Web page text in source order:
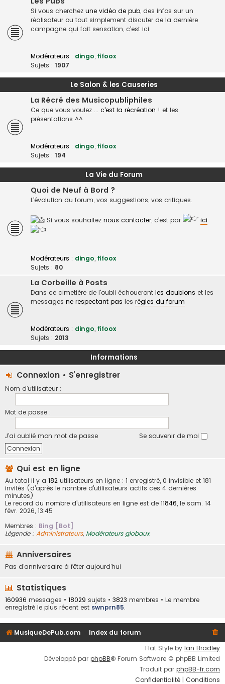
Si vous cherchez une vidéo de pub, des infos sur un
réalisateur ou tout simplement discuter de la dernière
campagne qui fait sensation, c'est ici.
Modérateurs : dingo, fifoox
Sujets : 1907
Le Salon & les Causeries
La Récré des Musicopubliphiles
Ce que vous voulez ... c'est la récréation ! et les
présentations ^^
Modérateurs : dingo, fifoox
Sujets : 194
La Vie du Forum
Quoi de Neuf à Bord ?
L'évolution du forum, vos suggestions, vos critiques.
Si vous souhaitez nous contacter, c'est par ici
Modérateurs : dingo, fifoox
Sujets : 80
La Corbeille à Posts
Dans ce cimetière de l'oubli échoueront les doublons et les
messages ne respectant pas les règles du forum
Modérateurs : dingo, fifoox
Sujets : 2013
Informations
Connexion • S’enregistrer
Nom d’utilisateur :
Mot de passe :
J’ai oublié mon mot de passe Se souvenir de moi
Qui est en ligne
Au total il y a 182 utilisateurs en ligne : 1 enregistré, 0 invisible et 181
invités (d’après le nombre d’utilisateurs actifs ces 4 dernières
minutes)
Le record du nombre d’utilisateurs en ligne est de 11846, le sam. 14
févr. 2026, 13:45
Membres : Bing [Bot]
Légende : Administrateurs, Modérateurs globaux
Anniversaires
Pas d’anniversaire à fêter aujourd’hui
Statistiques
160936 messages • 18029 sujets • 3823 membres • Le membre
enregistré le plus récent est swnprn85.
MusiqueDePub.com
Index du forum
Flat Style by Ian Bradley
Développé par phpBB® Forum Software © phpBB Limited
Traduit par phpBB-fr.com
Confidentialité | Conditions